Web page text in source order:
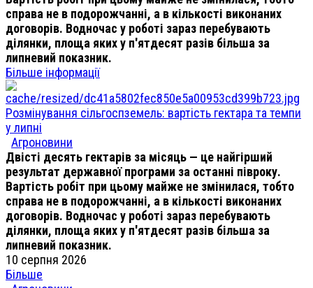
справа не в подорожчанні, а в кількості виконаних
договорів. Водночас у роботі зараз перебувають
ділянки, площа яких у п'ятдесят разів більша за
липневий показник.
Більше інформації
Розмінування сільгоспземель: вартість гектара та темпи
у липні
Агроновини
Двісті десять гектарів за місяць — це найгірший
результат державної програми за останні півроку.
Вартість робіт при цьому майже не змінилася, тобто
справа не в подорожчанні, а в кількості виконаних
договорів. Водночас у роботі зараз перебувають
ділянки, площа яких у п'ятдесят разів більша за
липневий показник.
10 серпня 2026
Більше